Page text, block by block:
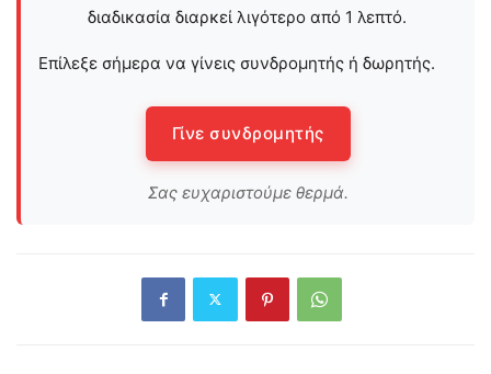
διαδικασία διαρκεί λιγότερο από 1 λεπτό.
Επίλεξε σήμερα να γίνεις συνδρομητής ή δωρητής.
Γίνε συνδρομητής
Σας ευχαριστούμε θερμά.